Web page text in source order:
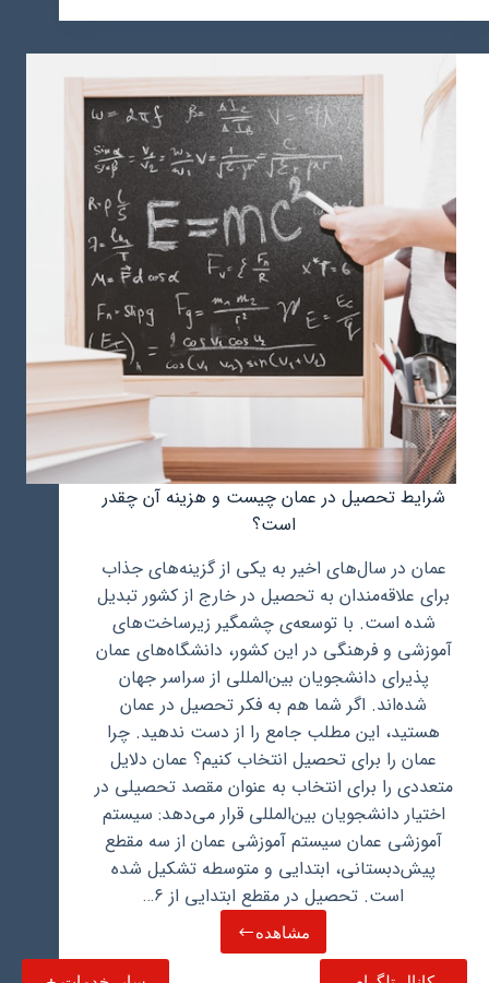
های
دروازه
ای
به
تحصیلات
عالی
در
خاورمیانه
شرایط تحصیل در عمان چیست و هزینه آن چقدر
است؟
عمان در سال‌های اخیر به یکی از گزینه‌های جذاب
برای علاقه‌مندان به تحصیل در خارج از کشور تبدیل
شده است. با توسعه‌ی چشمگیر زیرساخت‌های
آموزشی و فرهنگی در این کشور، دانشگاه‌های عمان
پذیرای دانشجویان بین‌المللی از سراسر جهان
شده‌اند. اگر شما هم به فکر تحصیل در عمان
هستید، این مطلب جامع را از دست ندهید. چرا
عمان را برای تحصیل انتخاب کنیم؟ عمان دلایل
متعددی را برای انتخاب به عنوان مقصد تحصیلی در
اختیار دانشجویان بین‌المللی قرار می‌دهد: سیستم
آموزشی عمان سیستم آموزشی عمان از سه مقطع
پیش‌دبستانی، ابتدایی و متوسطه تشکیل شده
است. تحصیل در مقطع ابتدایی از ۶…
مشاهدهشرایط